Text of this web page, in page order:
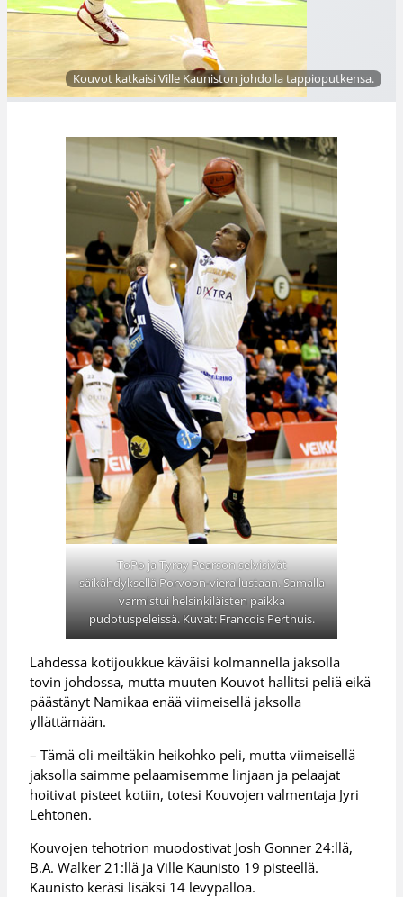
Kouvot katkaisi Ville Kauniston johdolla tappioputkensa.
ToPo ja Tyray Pearson selvisivät
säikähdyksellä Porvoon-vierailustaan. Samalla
varmistui helsinkiläisten paikka
pudotuspeleissä. Kuvat: Francois Perthuis.
Lahdessa kotijoukkue käväisi kolmannella jaksolla
tovin johdossa, mutta muuten Kouvot hallitsi peliä eikä
päästänyt Namikaa enää viimeisellä jaksolla
yllättämään.
– Tämä oli meiltäkin heikohko peli, mutta viimeisellä
jaksolla saimme pelaamisemme linjaan ja pelaajat
hoitivat pisteet kotiin, totesi Kouvojen valmentaja Jyri
Lehtonen.
Kouvojen tehotrion muodostivat Josh Gonner 24:llä,
B.A. Walker 21:llä ja Ville Kaunisto 19 pisteellä.
Kaunisto keräsi lisäksi 14 levypalloa.